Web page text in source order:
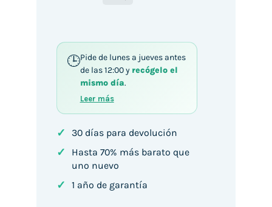
Pide de lunes a jueves antes
de las 12:00 y recógelo el
mismo día.
Leer más
✓ 30 días para devolución
✓
Hasta 70% más barato que
uno nuevo
✓ 1 año de garantía